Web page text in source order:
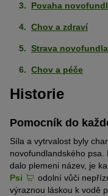
Povaha
Chov a zdraví
Strava
Chov a péče
Historie
Pomocník do
Síla a vytrvalost byly
novofundlandského
dalo plemeni název, je
Psi
odolní vůči
výraznou láskou k vodě